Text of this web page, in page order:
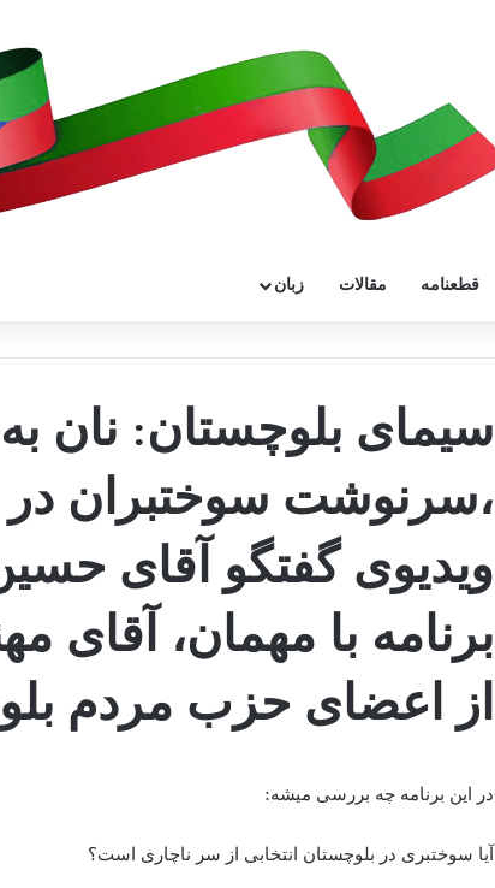
قطعنامه مقالات زبان
سیمای بلوچستان: نان
،سرنوشت سوختبران
ویدیوی گفتگو آقای
برنامه با مهمان، آقای
از اعضای حزب مردم
در این برنامه چه بررسی میشه:
آیا سوختبری در بلوچستان انتخابی از سر ناچاری است؟